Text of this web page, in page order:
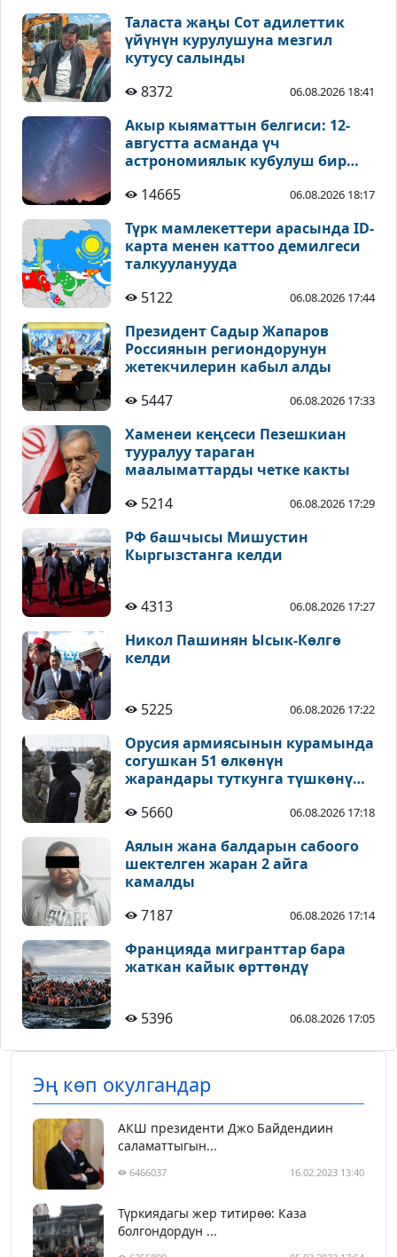
Таласта жаңы Сот адилеттик
үйүнүн курулушуна мезгил
кутусу салынды
8372
06.08.2026 18:41
Акыр кыяматтын белгиси: 12-
августта асманда үч
астрономиялык кубулуш бир
14665
06.08.2026 18:17
Түрк мамлекеттери арасында ID-
карта менен каттоо демилгеси
талкууланууда
5122
06.08.2026 17:44
Президент Садыр Жапаров
Россиянын региондорунун
жетекчилерин кабыл алды
5447
06.08.2026 17:33
Хаменеи кеңсеси Пезешкиан
тууралуу тараган
маалыматтарды четке какты
5214
06.08.2026 17:29
РФ башчысы Мишустин
Кыргызстанга келди
4313 06.08.2026 17:27
Никол Пашинян Ысык-Көлгө
келди
5225 06.08.2026 17:22
Орусия армиясынын курамында
согушкан 51 өлкөнүн
жарандары туткунга түшкөнү
5660
06.08.2026 17:18
Аялын жана балдарын сабоого
шектелген жаран 2 айга
камалды
7187
06.08.2026 17:14
Францияда мигранттар бара
жаткан кайык өрттөндү
5396 06.08.2026 17:05
Эң көп окулгандар
АКШ президенти Джо Байдендиин
саламаттыгын...
6466037 16.02.2023 13:40
Түркиядагы жер титирөө: Каза
болгондордун ...